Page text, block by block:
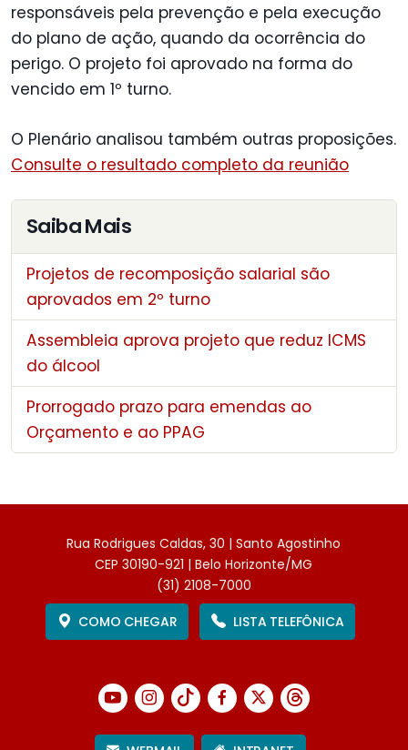
responsáveis pela prevenção e pela execução
do plano de ação, quando da ocorrência do
perigo. O projeto foi aprovado na forma do
vencido em 1º turno.
O Plenário analisou também outras proposições.
Consulte o resultado completo da reunião
Saiba Mais
Projetos de recomposição salarial são
aprovados em 2º turno
Assembleia aprova projeto que reduz ICMS
do álcool
Prorrogado prazo para emendas ao
Orçamento e ao PPAG
Rua Rodrigues Caldas, 30 | Santo Agostinho
CEP 30190-921 | Belo Horizonte/MG
(31) 2108-7000
COMO CHEGAR
LISTA TELEFÔNICA